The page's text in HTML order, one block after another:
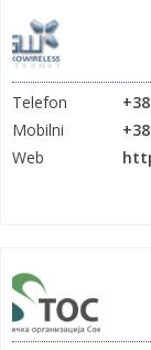
Telefon
Mobilni
Web